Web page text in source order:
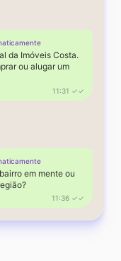
da Imóveis Costa.
ou alugar um
11:31 ✓✓
em mente ou
11:36 ✓✓